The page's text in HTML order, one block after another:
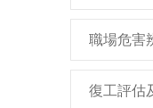
職場危害
復工評估